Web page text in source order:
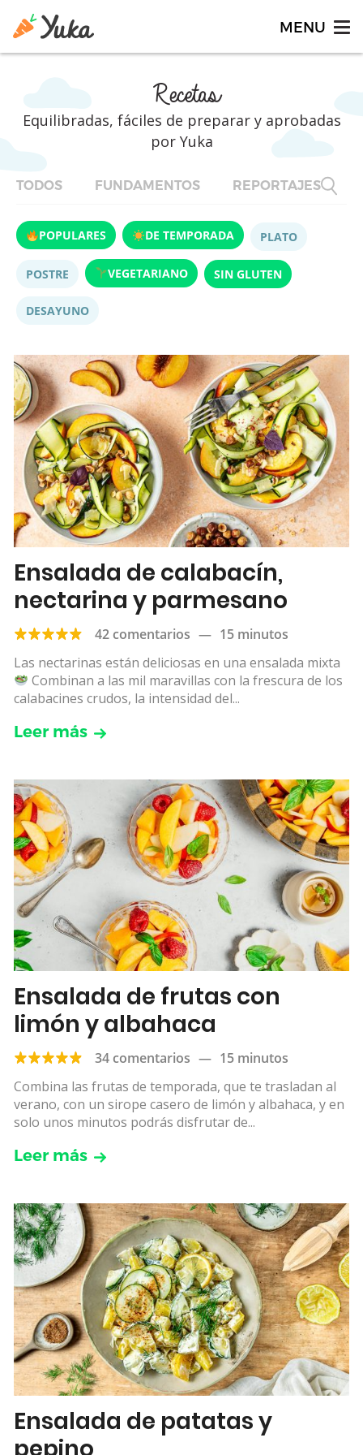
Recetas
Equilibradas, fáciles de preparar y aprobadas
por Yuka
TODOS FUNDAMENTOS REPORTAJES
POPULARES DE TEMPORADA PLATO
POSTRE VEGETARIANO SIN GLUTEN
DESAYUNO
Ensalada de calabacín,
nectarina y parmesano
42 comentarios — 15 minutos
Las nectarinas están deliciosas en una ensalada mixta
Combinan a las mil maravillas con la frescura de los
calabacines crudos, la intensidad del...
Leer más
Ensalada de frutas con
limón y albahaca
34 comentarios — 15 minutos
Combina las frutas de temporada, que te trasladan al
verano, con un sirope casero de limón y albahaca, y en
solo unos minutos podrás disfrutar de...
Leer más
Ensalada de patatas y
pepino